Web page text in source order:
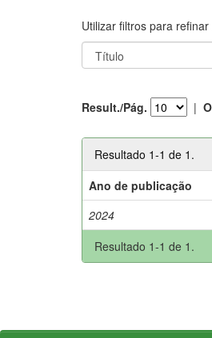
Utilizar filtros para
Result./Pág. |
Resultado 1-1 de 1.
Ano de publicação
2024
Resultado 1-1 de 1.